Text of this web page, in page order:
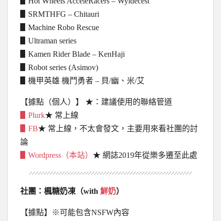
▋SRMTHFG – Chitauri
▋Machine Robo Rescue
▋Ultraman series
▋Kamen Rider Blade – KenHaji
▋Robot series (Asimov)
▋機甲英雄 機鬥勇者 – 貝/幽、米/艾
【據點（個人）】
★：建議使用的聯絡管道
▋Plurk★ 常上線
▋FB★ 常上線，不太會發文，主要用來看社團的討
論
▋Wordpress（本站） ★ 網誌2019年從樂多遷至此處
社團：楓糖奶凍（with 鮮奶）
【據點】※可能包含NSFW內容